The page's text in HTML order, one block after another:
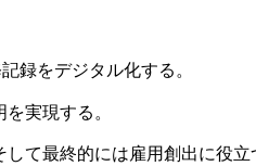
録をデジタル化する。
実現する。
て最終的には雇用創出に役立